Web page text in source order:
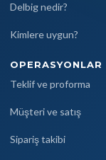
Delbig nedir?
Kimlere uygun?
OPERASYONLAR
Teklif ve proforma
Müşteri ve satış
Sipariş takibi